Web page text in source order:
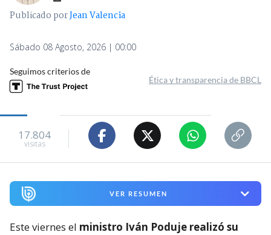
Publicado porJean Valencia
Sábado 08 Agosto, 2026 | 00:00
Seguimos criterios de
Ética y transparencia de BBCL
17.804
visitas
VER RESUMEN
Este viernes el ministro Iván Poduje realizó su